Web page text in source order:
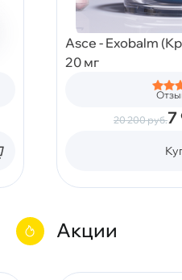
Asce - Exobalm
20 мг
20 200руб.7
Акции